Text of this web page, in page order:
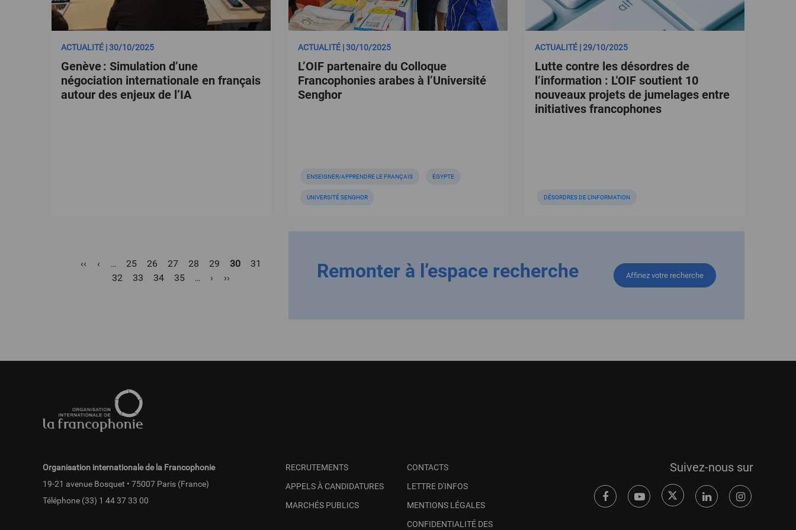
ACTUALITÉ | 30/10/2025
Genève : Simulation d’une
négociation internationale en français
autour des enjeux de l’IA
ACTUALITÉ | 30/10/2025
L’OIF partenaire du Colloque
Francophonies arabes à l’Université
Senghor
ENSEIGNER/APPRENDRE LE FRANÇAIS ÉGYPTE
UNIVERSITÉ SENGHOR
ACTUALITÉ | 29/10/2025
Lutte contre les désordres de
l’information : L'OIF soutient 10
nouveaux projets de jumelages entre
initiatives francophones
DÉSORDRES DE L'INFORMATION
Pagination
Première
‹‹
Page
précédente
‹ … Page
25 Page
26 Page
27 Page
28 Page
29
Page
30 Page
31
32
Page
33 Page
34 Page
35 …
Page
›
Dernière
›› Remonter à l’espace recherche Affinez votre recherche
page
Organisation internationale de la Francophonie
19-21 avenue Bosquet • 75007 Paris (France)
Téléphone (33) 1 44 37 33 00
RECRUTEMENTS
APPELS À CANDIDATURES
MARCHÉS PUBLICS
CONTACTS
LETTRE D'INFOS
MENTIONS LÉGALES
CONFIDENTIALITÉ DES
Suivez-nous sur